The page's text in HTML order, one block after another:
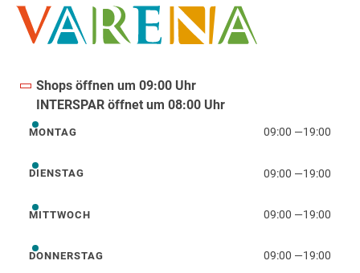
Shops öffnen um 09:00 Uhr
INTERSPAR öffnet um 08:00 Uhr
Montag
MONTAG 09:00 —19:00
Dienstag
DIENSTAG 09:00 —19:00
Mittwoch
MITTWOCH 09:00 —19:00
Donnerstag
DONNERSTAG 09:00 —19:00